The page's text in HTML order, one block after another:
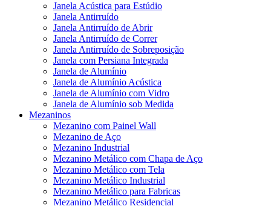
Janela Acústica para Estúdio
Janela Antirruído
Janela Antirruído de Abrir
Janela Antirruído de Correr
Janela Antirruído de Sobreposição
Janela com Persiana Integrada
Janela de Alumínio
Janela de Alumínio Acústica
Janela de Alumínio com Vidro
Janela de Alumínio sob Medida
Mezaninos
Mezanino com Painel Wall
Mezanino de Aço
Mezanino Industrial
Mezanino Metálico com Chapa de Aço
Mezanino Metálico com Tela
Mezanino Metálico Industrial
Mezanino Metálico para Fabricas
Mezanino Metálico Residencial